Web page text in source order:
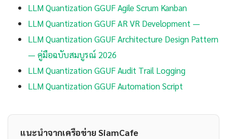
LLM Quantization GGUF Agile Scrum Kanban
LLM Quantization GGUF AR VR Development —
LLM Quantization GGUF Architecture Design Pattern
— คู่มือฉบับสมบูรณ์ 2026
LLM Quantization GGUF Audit Trail Logging
LLM Quantization GGUF Automation Script
แนะนำจากเครือข่าย SiamCafe